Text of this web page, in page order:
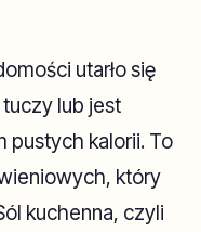
utarło się
lub jest
pustych kalorii. To
który
kuchenna, czyli